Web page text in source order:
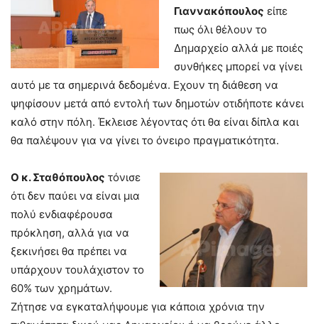
Γιαννακόπουλος είπε
πως όλι θέλουν το
Δημαρχείο αλλά με ποιές
συνθήκες μπορεί να γίνει
αυτό με τα σημερινά δεδομένα. Εχουν τη διάθεση να
ψηφίσουν μετά από εντολή των δημοτών οτιδήποτε κάνει
καλό στην πόλη. Έκλεισε λέγοντας ότι θα είναι δίπλα και
θα παλέψουν για να γίνει το όνειρο πραγματικότητα.
Ο κ. Σταθόπουλος τόνισε
ότι δεν παύει να είναι μια
πολύ ενδιαφέρουσα
πρόκληση, αλλά για να
ξεκινήσει θα πρέπει να
υπάρχουν τουλάχιστον το
60% των χρημάτων.
Ζήτησε να εγκαταλήψουμε για κάποια χρόνια την